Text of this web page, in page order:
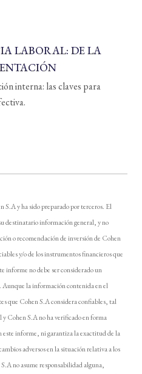
LABORAL: DE LA
interna: las claves para
S.A y ha sido preparado por terceros. El
destinatario información general, y no
o recomendación de inversión de Cohen
y/o de los instrumentos financieros que
informe no debe ser considerado un
la información contenida en el
que Cohen S.A considera confiables, tal
Cohen S.A no ha verificado en forma
informe, ni garantiza la exactitud de la
adversos en la situación relativa a los
no asume responsabilidad alguna,